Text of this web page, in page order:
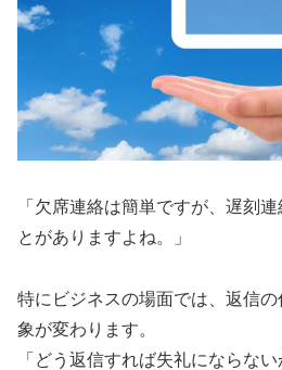
「欠席連絡は簡単ですが、遅刻
とがありますよね。」
特にビジネスの場面では、返信
象が変わります。
「どう返信すれば失礼にならな